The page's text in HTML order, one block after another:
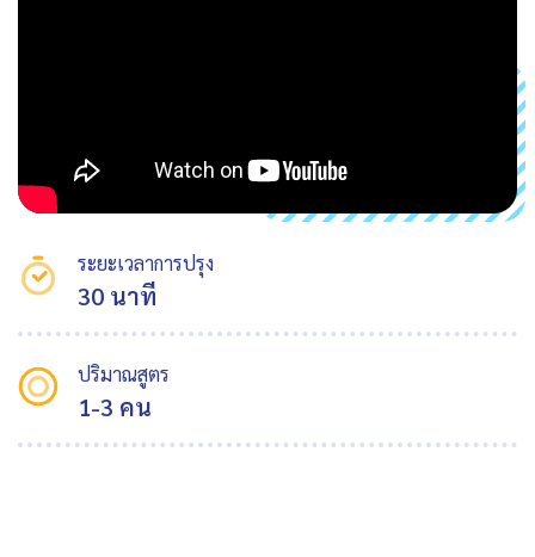
ระยะเวลาการปรุง
30 นาที
ปริมาณสูตร
1-3 คน